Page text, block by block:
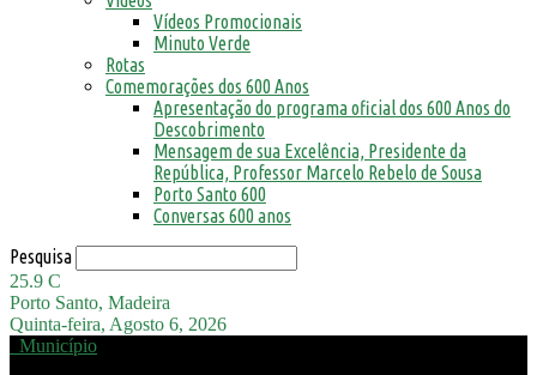
Vídeos Promocionais
Minuto Verde
Rotas
Comemorações dos 600 Anos
Apresentação do programa oficial dos 600 Anos do
Descobrimento
Mensagem de sua Excelência, Presidente da
República, Professor Marcelo Rebelo de Sousa
Porto Santo 600
Conversas 600 anos
Pesquisa
25.9 C
Porto Santo, Madeira
Quinta-feira, Agosto 6, 2026
Município